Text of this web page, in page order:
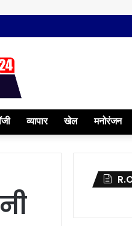
व्यापार खेल मनोरंजन